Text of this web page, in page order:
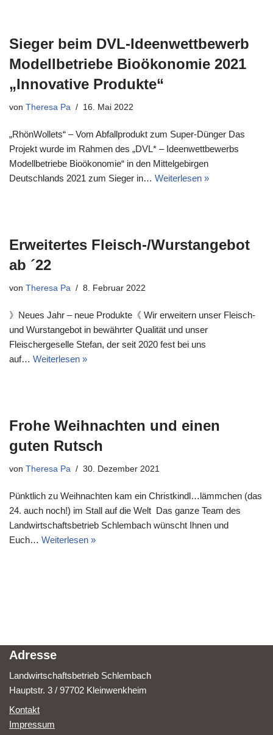
Sieger beim DVL-Ideenwettbewerb
Modellbetriebe Bioökonomie 2021
„Innovative Produkte“
von Theresa Pa 16. Mai 2022
„RhönWollets“ – Vom Abfallprodukt zum Super-Dünger Das
Projekt wurde im Rahmen des „DVL* – Ideenwettbewerbs
Modellbetriebe Bioökonomie“ in den Mittelgebirgen
Deutschlands 2021 zum Sieger in… Weiterlesen »
Erweitertes Fleisch-/Wurstangebot
ab ´22
von Theresa Pa 8. Februar 2022
》Neues Jahr – neue Produkte《 Wir erweitern unser Fleisch-
und Wurstangebot in bewährter Qualität und unser
Fleischergeselle Stefan, der seit 2020 fest bei uns
auf… Weiterlesen »
Frohe Weihnachten und einen
guten Rutsch
von Theresa Pa 30. Dezember 2021
Pünktlich zu Weihnachten kam ein Christkindl…lämmchen (das
24. auch noch!) im Stall auf die Welt Das ganze Team des
Landwirtschaftsbetrieb Schlembach wünscht Ihnen und
Euch… Weiterlesen »
Adresse
Landwirtschaftsbetrieb Schlembach
Hauptstr. 3 / 97702 Kleinwenkheim
Kontakt
Impressum